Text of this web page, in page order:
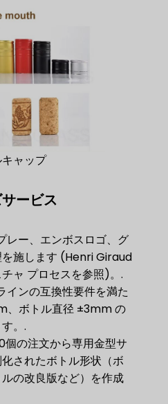
ャップ
ービス
レー、エンボスロゴ、グ
施します (Henri Giraud
ャ プロセスを参照)。.
インの互換性要件を満た
、ボトル直径 ±3mm の
。.
個の注文から専用金型サ
されたボトル形状（ボ
の改良版など）を作成